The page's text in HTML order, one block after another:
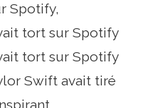
Spotify,
tort sur Spotify
tort sur Spotify
Swift avait tiré